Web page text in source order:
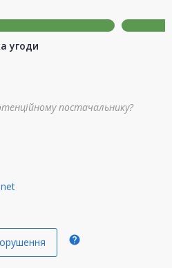
угоди
постачальнику?
help